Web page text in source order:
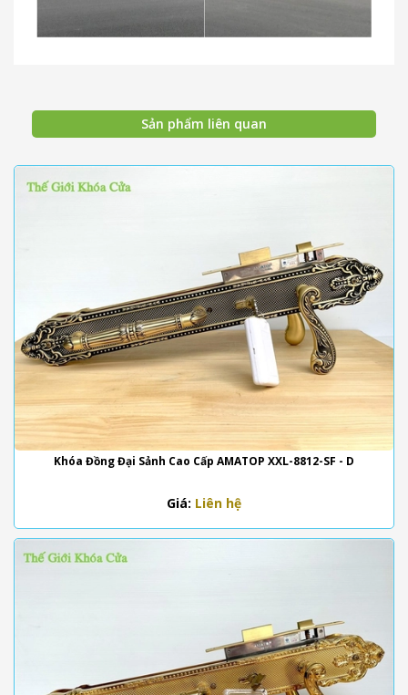
Sản phẩm liên quan
Khóa Đồng Đại Sảnh Cao Cấp AMATOP XXL-8812-SF - D
Giá: Liên hệ